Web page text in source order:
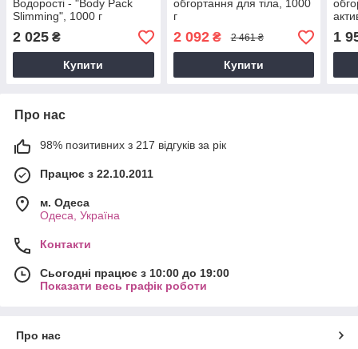
Водорості - "Body Pack
Slimming", 1000 г
2 025 ₴
Купити
обгортання для тіла, 1000
г
2 092₴ 2 461 ₴
Купити
-
1
Про нас
98% позитивних з 217 відгуків за рік
Працює з 22.10.2011
м. Одеса
Одеса, Україна
Контакти
Сьогодні працює з 10:00 до 19:00
Показати весь графік роботи
Про нас